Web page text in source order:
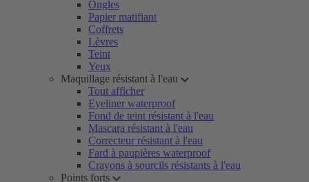
Ongles
Papier matifiant
Coffrets
Lèvres
Teint
Yeux
Maquillage résistant à l'eau
Tout afficher
Eyeliner waterproof
Fond de teint résistant à l'eau
Mascara résistant à l'eau
Correcteur résistant à l'eau
Fard à paupières waterproof
Crayons à sourcils résistants à l'eau
Points forts